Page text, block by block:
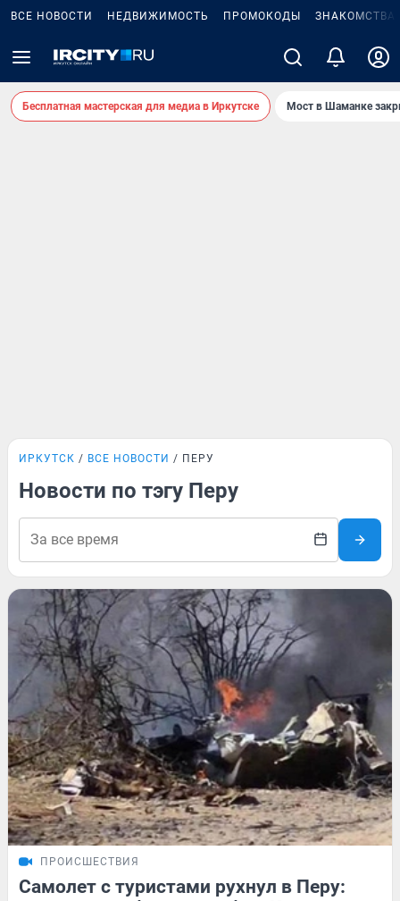
ВСЕ НОВОСТИ НЕДВИЖИМОСТЬ ПРОМОКОДЫ ЗНАКОМСТВА
Бесплатная мастерская для медиа в Иркутске Мост в Шаманке
ИРКУТСК ВСЕ НОВОСТИ ПЕРУ
Новости по тэгу Перу
ПРОИСШЕСТВИЯ
Самолет с туристами рухнул в Перу: